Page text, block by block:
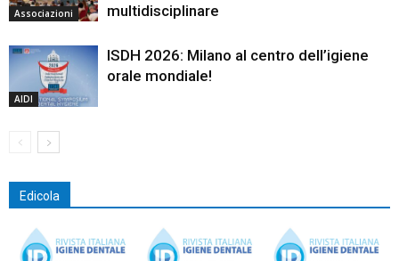
Associazioni
multidisciplinare
AIDI
ISDH 2026: Milano al centro dell’igiene
orale mondiale!
Edicola